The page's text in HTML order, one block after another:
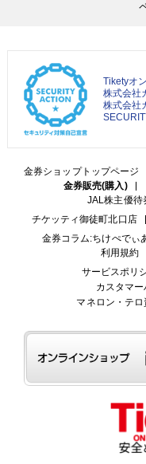
Tiketyオ
株式会社
株式会社
金券ショップトップページ
金券販売(購入)
JAL株主優待
チケッティ御徒町北口店
金券コラム:ちけぺでぃ
利用規約
サービスポリ
カスタマ
マネロン・テ